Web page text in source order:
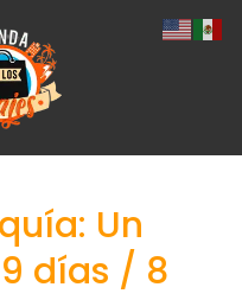
Un
días / 8